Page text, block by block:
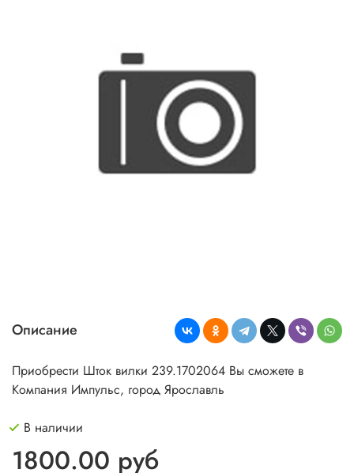
Описание
Приобрести Шток вилки 239.1702064 Вы сможете в
Компания Импульс, город Ярославль
В наличии
1800.00 руб